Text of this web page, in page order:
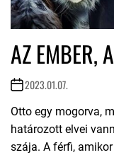
AZ EMBER,
2023.01.07.
Otto egy mogorva,
határozott elvei
szája. A férfi,